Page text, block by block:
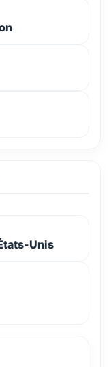
Unis